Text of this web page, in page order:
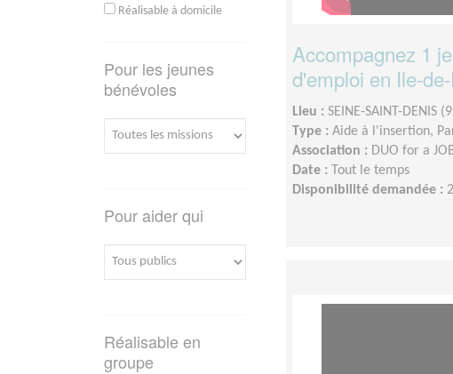
Réalisable à domicile
Pour les jeunes
bénévoles
Pour aider qui
Réalisable en
groupe
Accompagnez 1
d'emploi en Ile-
Lieu : SEINE-SAINT-DENIS
Type : Aide à l'insertion,
Association : DUO for a
Date :
Tout le temps
Disponibilité demandée :